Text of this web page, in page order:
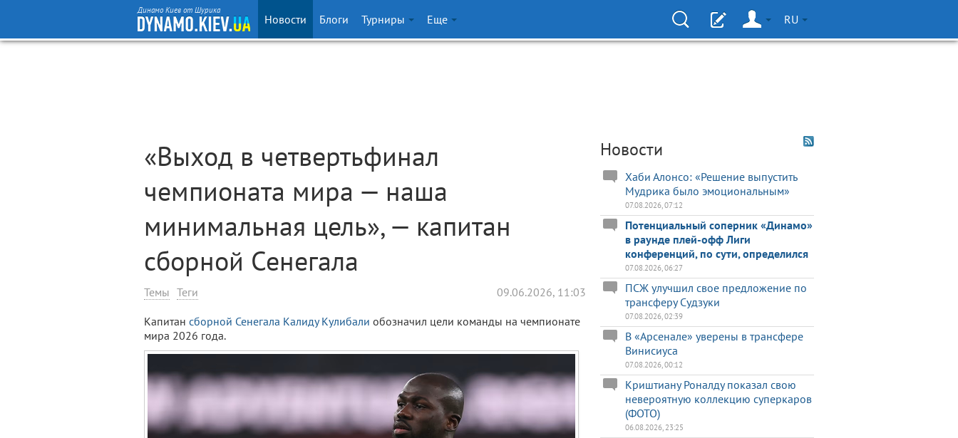
Динамо Киев от Шурика
Новости Блоги Турниры Еще RU
«Выход в четвертьфинал
чемпионата мира — наша
минимальная цель», — капитан
сборной Сенегала
Темы Теги 09.06.2026, 11:03
Капитан сборной Сенегала Калиду Кулибали обозначил цели команды на чемпионате
мира 2026 года.
Новости
Хаби Алонсо: «Решение выпустить
Мудрика было эмоциональным»
07.08.2026, 07:12
Потенциальный соперник «Динамо»
в раунде плей-офф Лиги
конференций, по сути, определился
07.08.2026, 06:27
ПСЖ улучшил свое предложение по
трансферу Судзуки
07.08.2026, 02:39
В «Арсенале» уверены в трансфере
Винисиуса
07.08.2026, 00:12
Криштиану Роналду показал свою
невероятную коллекцию суперкаров
(ФОТО)
06.08.2026, 23:25